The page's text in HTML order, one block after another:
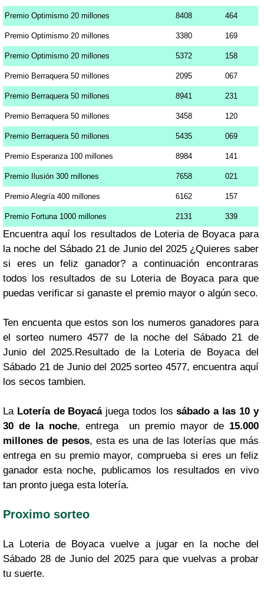
Premio Optimismo 20 millones 8408 464
Premio Optimismo 20 millones 3380 169
Premio Optimismo 20 millones 5372 158
Premio Berraquera 50 millones 2095 067
Premio Berraquera 50 millones 8941 231
Premio Berraquera 50 millones 3458 120
Premio Berraquera 50 millones 5435 069
Premio Esperanza 100 millones 8984 141
Premio Ilusión 300 millones 7658 021
Premio Alegría 400 millones 6162 157
Premio Fortuna 1000 millones 2131 339
Encuentra aquí los resultados de Loteria de Boyaca para
la noche del Sábado 21 de Junio del 2025 ¿Quieres saber
si eres un feliz ganador? a continuación encontraras
todos los resultados de su Loteria de Boyaca para que
puedas verificar si ganaste el premio mayor o algún seco.
Ten encuenta que estos son los numeros ganadores para
el sorteo numero 4577 de la noche del Sábado 21 de
Junio del 2025.Resultado de la Loteria de Boyaca del
Sábado 21 de Junio del 2025 sorteo 4577, encuentra aquí
los secos tambien.
La Lotería de Boyacá juega todos lossábado a las 10 y
30 de la noche, entrega un premio mayor de 15.000
millones de pesos, esta es una de las loterías que más
entrega en su premio mayor, comprueba si eres un feliz
ganador esta noche, publicamos los resultados en vivo
tan pronto juega esta lotería.
Proximo sorteo
La Loteria de Boyaca vuelve a jugar en la noche del
Sábado 28 de Junio del 2025 para que vuelvas a probar
tu suerte.